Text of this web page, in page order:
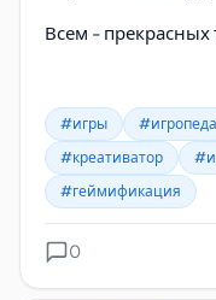
Всем - прекрасных
#игры
#креативатор
#геймификация
0